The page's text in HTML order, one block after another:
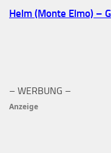
Helm (Monte Elmo) –
– WERBUNG –
Anzeige